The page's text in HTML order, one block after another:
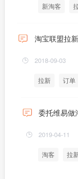
新淘客
淘宝联盟拉
2018-09-03
拉新 订单
委托维易做
2019-04-11
淘客 拉